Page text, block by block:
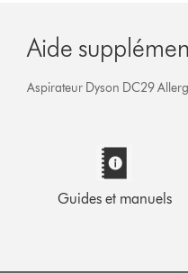
Aide
Aspirateur Dyson DC29
Guides et manuels